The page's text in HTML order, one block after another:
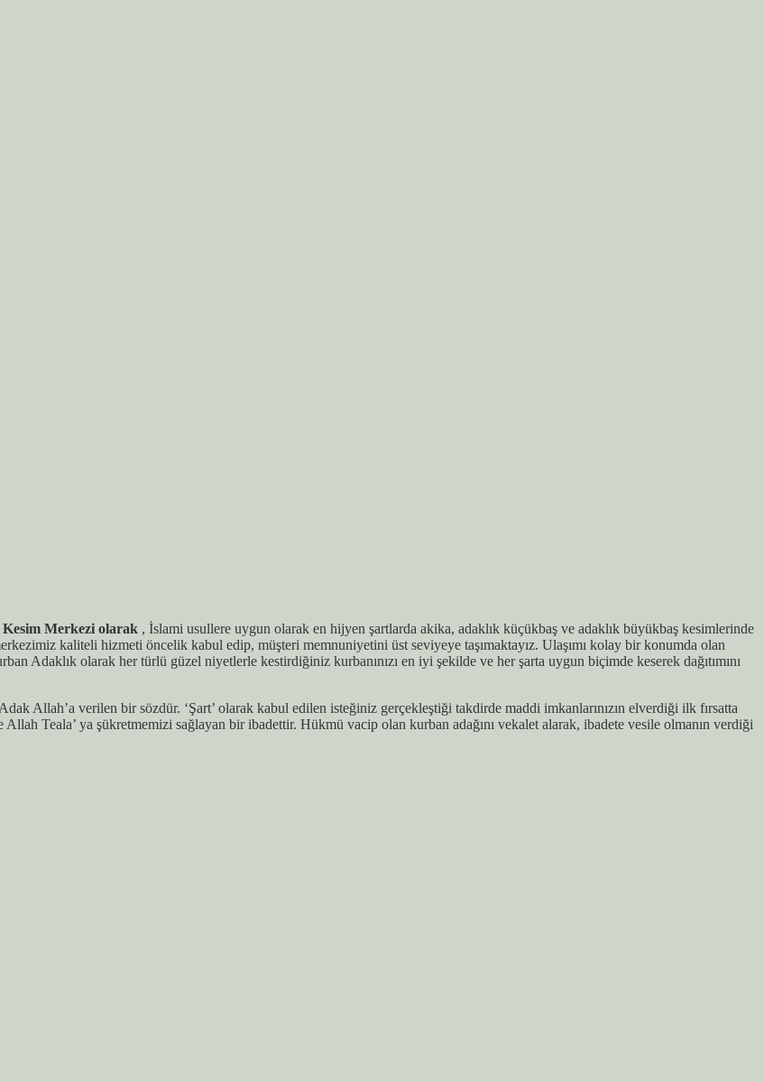
Merkezi olarak , İslami usullere uygun olarak en hijyen şartlarda akika, adaklık küçükbaş ve adaklık büyükbaş kesimlerinde
kaliteli hizmeti öncelik kabul edip, müşteri memnuniyetini üst seviyeye taşımaktayız. Ulaşımı kolay bir konumda olan
Adaklık olarak her türlü güzel niyetlerle kestirdiğiniz kurbanınızı en iyi şekilde ve her şarta uygun biçimde keserek dağıtımını
Allah’a verilen bir sözdür. ‘Şart’ olarak kabul edilen isteğiniz gerçekleştiği takdirde maddi imkanlarınızın elverdiği ilk fırsatta
Teala’ ya şükretmemizi sağlayan bir ibadettir. Hükmü vacip olan kurban adağını vekalet alarak, ibadete vesile olmanın verdiği